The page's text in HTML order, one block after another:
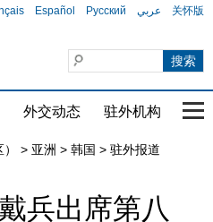
Español Русский عربي 关怀版
外交动态 驻外机构 国
> 亚洲 > 韩国 > 驻外报道
兵出席第八